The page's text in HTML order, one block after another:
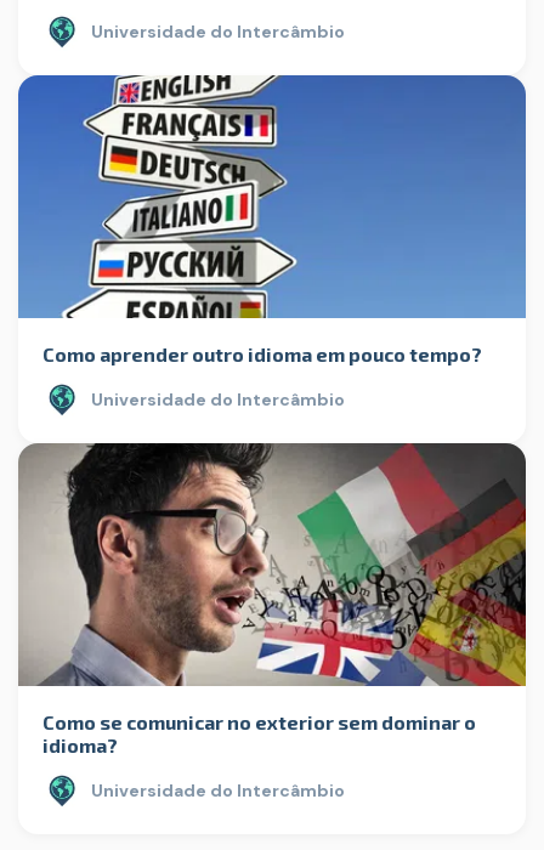
Universidade do Intercâmbio
Como aprender outro idioma em pouco tempo?
Universidade do Intercâmbio
Como se comunicar no exterior sem dominar o
idioma?
Universidade do Intercâmbio